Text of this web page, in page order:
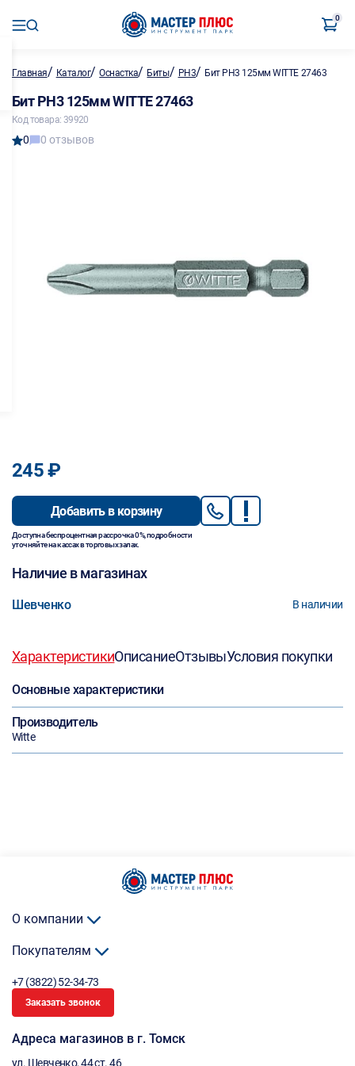
0
Главная/ Каталог/Оснастка/ Биты/ PH3/ Бит PH3 125мм WITTE 27463
Бит PH3 125мм WITTE 27463
Код товара: 39920
0 0 отзывов
245 ₽
Добавить в корзину
Доступна беспроцентная рассрочка 0%, подробности
уточняйте на кассах в торговых залах.
Наличие в магазинах
Шевченко В наличии
ХарактеристикиОписаниеОтзывыУсловия покупки
Основные характеристики
Производитель
Witte
О компании
Покупателям
+7 (3822) 52-34-73
Заказать звонок
Адреса магазинов в г. Томск
ул. Шевченко, 44 ст. 46